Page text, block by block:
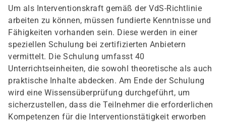
Um als Interventionskraft gemäß der VdS-Richtlinie
arbeiten zu können, müssen fundierte Kenntnisse und
Fähigkeiten vorhanden sein. Diese werden in einer
speziellen Schulung bei zertifizierten Anbietern
vermittelt. Die Schulung umfasst 40
Unterrichtseinheiten, die sowohl theoretische als auch
praktische Inhalte abdecken. Am Ende der Schulung
wird eine Wissensüberprüfung durchgeführt, um
sicherzustellen, dass die Teilnehmer die erforderlichen
Kompetenzen für die Interventionstätigkeit erworben